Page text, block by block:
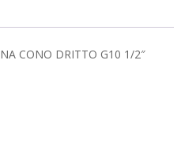
CONO DRITTO G10 1/2″